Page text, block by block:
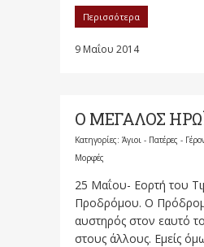
Περισσότερα
9 Μαΐου 2014
Ο ΜΕΓΑΛΟΣ
Κατηγορίες: Άγιοι - Πατέρες -
Μορφές
25 Μαΐου- Εορτή του
Προδρόμου. Ο
αυστηρός στον εαυτό
στους άλλους. Εμείς